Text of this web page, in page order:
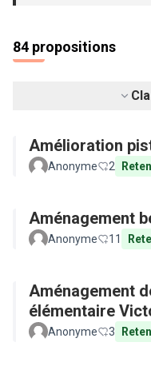
84 propositions
Amélioration
Anonyme 2
Aménagement
Anonyme 11
Aménagement
élémentaire
Anonyme 3